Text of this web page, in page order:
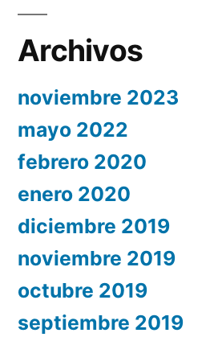
Archivos
noviembre 2023
mayo 2022
febrero 2020
enero 2020
diciembre 2019
noviembre 2019
octubre 2019
septiembre 2019